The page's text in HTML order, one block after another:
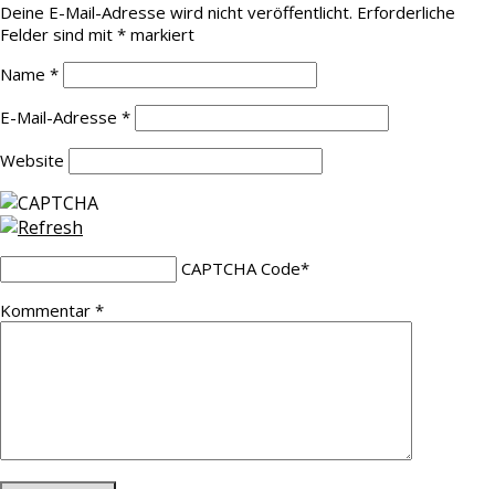
Deine E-Mail-Adresse wird nicht veröffentlicht. Erforderliche
Felder sind mit * markiert
Name *
E-Mail-Adresse *
Website
CAPTCHA Code*
Kommentar *